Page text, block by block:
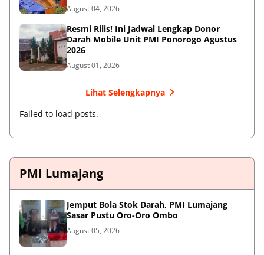
August 04, 2026
Resmi Rilis! Ini Jadwal Lengkap Donor
Darah Mobile Unit PMI Ponorogo Agustus
2026
August 01, 2026
Lihat Selengkapnya
Failed to load posts.
PMI Lumajang
Jemput Bola Stok Darah, PMI Lumajang
Sasar Pustu Oro-Oro Ombo
August 05, 2026